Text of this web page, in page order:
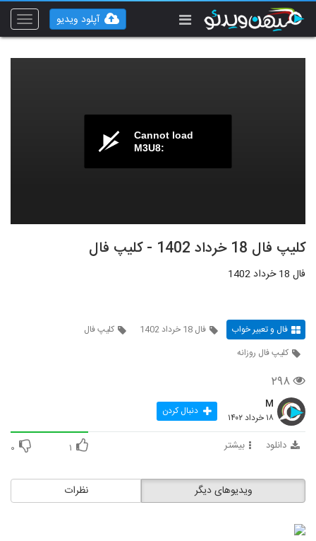
Toggle
آپلود ویدیو
Cannot load
M3U8:
کلیپ فال 18 خرداد 1402 - کلیپ فال
فال 18 خرداد 1402
فال و تعبیر خواب فال 18 خرداد 1402
کلیپ فال
کلیپ فال روزانه
۲۹۸
M
۱۸ خرداد ۱۴۰۲ دنبال کردن
دانلود بیشتر ۱ ۰
نظرات ویدیوهای دیگر